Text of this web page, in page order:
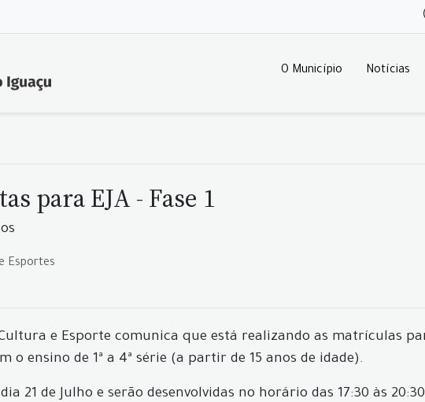
O Município Notícias
para EJA - Fase 1
Esportes
e Esporte comunica que está realizando as matrículas
o ensino de 1ª a 4ª série (a partir de 15 anos de idade).
21 de Julho e serão desenvolvidas no horário das 17:30 às